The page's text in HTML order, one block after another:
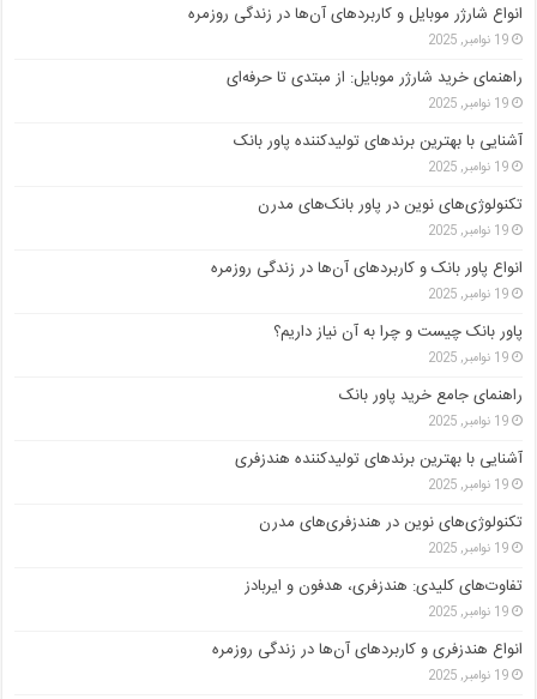
انواع شارژر موبایل و کاربردهای آن‌ها در زندگی روزمره
19 نوامبر, 2025
راهنمای خرید شارژر موبایل: از مبتدی تا حرفه‌ای
19 نوامبر, 2025
آشنایی با بهترین برندهای تولیدکننده پاور بانک
19 نوامبر, 2025
تکنولوژی‌های نوین در پاور بانک‌های مدرن
19 نوامبر, 2025
انواع پاور بانک و کاربردهای آن‌ها در زندگی روزمره
19 نوامبر, 2025
پاور بانک چیست و چرا به آن نیاز داریم؟
19 نوامبر, 2025
راهنمای جامع خرید پاور بانک
19 نوامبر, 2025
آشنایی با بهترین برندهای تولیدکننده هندزفری
19 نوامبر, 2025
تکنولوژی‌های نوین در هندزفری‌های مدرن
19 نوامبر, 2025
تفاوت‌های کلیدی: هندزفری، هدفون و ایربادز
19 نوامبر, 2025
انواع هندزفری و کاربردهای آن‌ها در زندگی روزمره
19 نوامبر, 2025